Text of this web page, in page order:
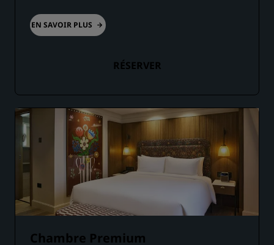
EN SAVOIR PLUS
RÉSERVER
Chambre Premium